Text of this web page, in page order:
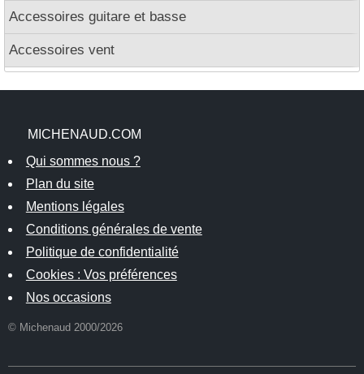
Accessoires guitare et basse
Accessoires vent
MICHENAUD.COM
Qui sommes nous ?
Plan du site
Mentions légales
Conditions générales de vente
Politique de confidentialité
Cookies : Vos préférences
Nos occasions
© Michenaud 2000/2026